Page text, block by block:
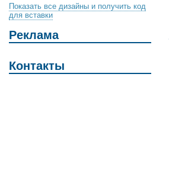
Показать все дизайны и получить код
для вставки
Реклама
Контакты